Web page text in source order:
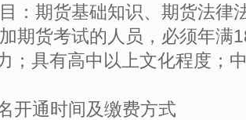
：期货基础知识、期货法律
期货考试的人员，必须年满
；具有高中以上文化程度；
开通时间及缴费方式